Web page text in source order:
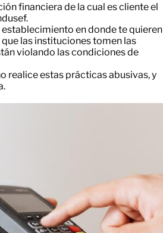
financiera de la cual es cliente el
en donde te quieren
las instituciones tomen las
violando las condiciones de
realice estas prácticas abusivas, y